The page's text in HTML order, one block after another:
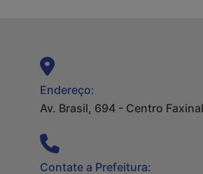
Endereço:
Av. Brasil, 694 - Centro
Contate a Prefeitura: